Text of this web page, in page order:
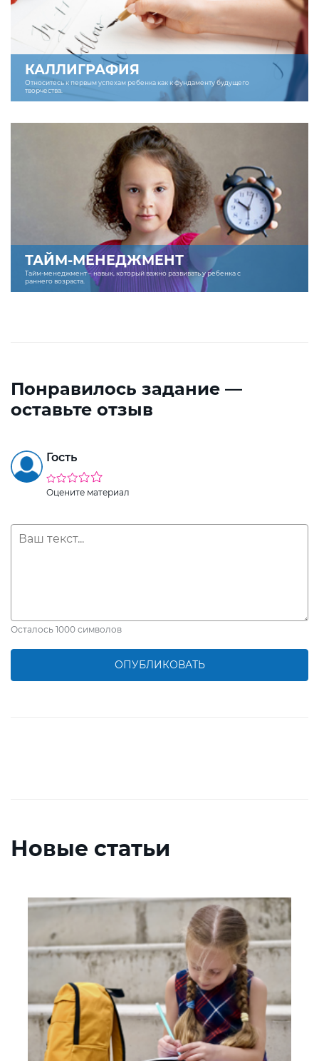
КАЛЛИГРАФИЯ
Относитесь к первым успехам ребенка как к фундаменту будущего
творчества.
ТАЙМ-МЕНЕДЖМЕНТ
Тайм-менеджмент – навык, который важно развивать у ребенка с
раннего возраста.
Понравилось задание —
оставьте отзыв
Гость
Оцените материал
Осталось 1000 символов
ОПУБЛИКОВАТЬ
Новые статьи